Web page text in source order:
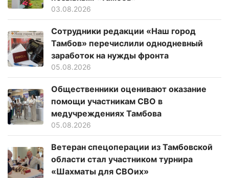
03.08.2026
Сотрудники редакции «Наш город
Тамбов» перечислили однодневный
заработок на нужды фронта
05.08.2026
Общественники оценивают оказание
помощи участникам СВО в
медучреждениях Тамбова
05.08.2026
Ветеран спецоперации из Тамбовской
области стал участником турнира
«Шахматы для СВОих»